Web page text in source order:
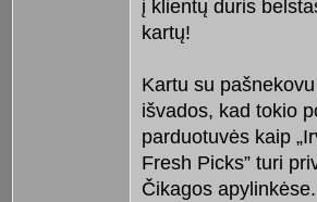
į klientų duris
kartų!
Kartu su
išvados, kad tokio
parduotuvės kaip
Fresh Picks” turi
Čikagos